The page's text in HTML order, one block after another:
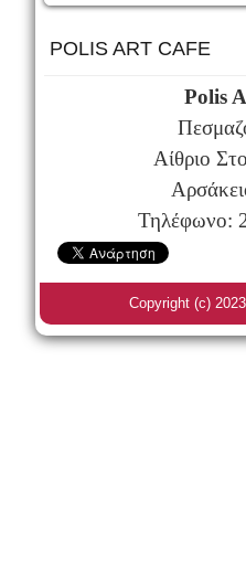
POLIS ART CAFE
Polis
Αίθριο
Τηλέφωνο:
Copyright (c)